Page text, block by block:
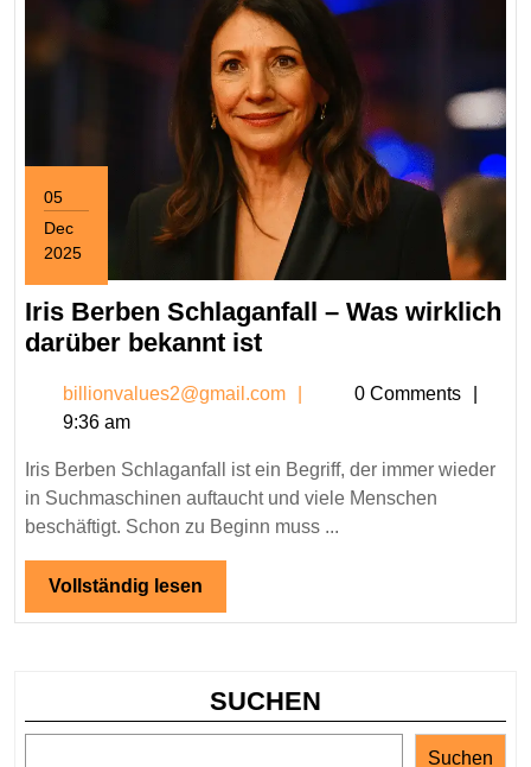
05
Dec
2025
December
5,
2025
Iris Berben Schlaganfall – Was wirklich
darüber bekannt istIris
Schlaganfall
Was
wirklich
darüber
billionvalues2@gmail.com
0 Comments
9:36 am
Iris Berben Schlaganfall ist ein Begriff, der immer wieder
in Suchmaschinen auftaucht und viele Menschen
beschäftigt. Schon zu Beginn muss ...
Vollständig lesen
lesen
SUCHEN
Suchen